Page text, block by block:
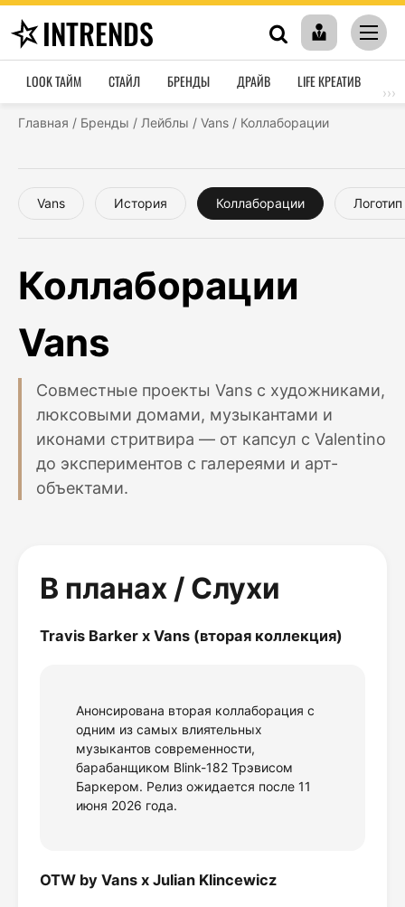
INTRENDS
LOOK ТАЙМ СТАЙЛ БРЕНДЫ ДРАЙВ LIFE КРЕАТИВ
›››
Главная / Бренды / Лейблы / Vans / Коллаборации
Vans История Коллаборации Логотип
Коллаборации
Vans
Совместные проекты Vans с художниками,
люксовыми домами, музыкантами и
иконами стритвира — от капсул с Valentino
до экспериментов с галереями и арт-
объектами.
В планах / Слухи
Travis Barker x Vans (вторая коллекция)
Анонсирована вторая коллаборация с
одним из самых влиятельных
музыкантов современности,
барабанщиком Blink-182 Трэвисом
Баркером. Релиз ожидается после 11
июня 2026 года.
OTW by Vans x Julian Klincewicz